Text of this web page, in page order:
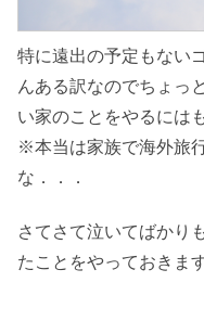
特に遠出の予定もない
んある訳なのでちょっ
い家のことをやるには
※本当は家族で海外旅
な．．．
さてさて泣いてばかり
たことをやっておきます